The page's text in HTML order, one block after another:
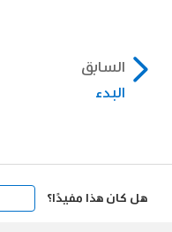
السابق
البدء
هل كان هذا مفيدًا؟